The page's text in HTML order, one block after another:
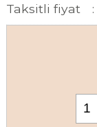
Taksitli fiyat :